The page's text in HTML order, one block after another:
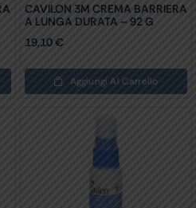
CAVILON 3M CREMA BARRIERA
A LUNGA DURATA – 92 G
19,10€
Aggiungi Al Carrello